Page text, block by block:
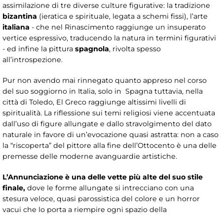
assimilazione di tre diverse culture figurative: la tradizione
bizantina (ieratica e spirituale, legata a schemi fissi), l’arte
italiana - che nel Rinascimento raggiunge un insuperato
vertice espressivo, traducendo la natura in termini figurativi
- ed infine la pittura spagnola, rivolta spesso
all’introspezione.
Pur non avendo mai rinnegato quanto appreso nel corso
del suo soggiorno in Italia, solo in Spagna tuttavia, nella
città di Toledo, El Greco raggiunge altissimi livelli di
spiritualità. La riflessione sui temi religiosi viene accentuata
dall’uso di figure allungate e dallo stravolgimento del dato
naturale in favore di un’evocazione quasi astratta: non a caso
la “riscoperta” del pittore alla fine dell’Ottocento è una delle
premesse delle moderne avanguardie artistiche.
L’Annunciazione è una delle vette più alte del suo stile
finale, dove le forme allungate si intrecciano con una
stesura veloce, quasi parossistica del colore e un horror
vacui che lo porta a riempire ogni spazio della